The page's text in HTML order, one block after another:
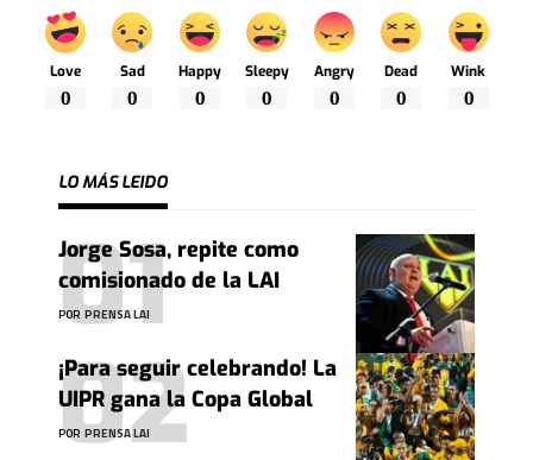
Love
0
Sad
0
Happy
0
Sleepy
0
Angry
0
Dead
0
Wink
0
LO MÁS LEIDO
Jorge Sosa, repite como
comisionado de la LAI
POR PRENSA LAI
¡Para seguir celebrando! La
UIPR gana la Copa Global
POR PRENSA LAI